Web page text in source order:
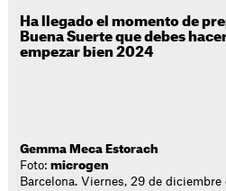
Ha llegado el momento de
Buena Suerte que debes
empezar bien 2024
Gemma Meca Estorach
Foto:microgen
Barcelona. Viernes, 29 de